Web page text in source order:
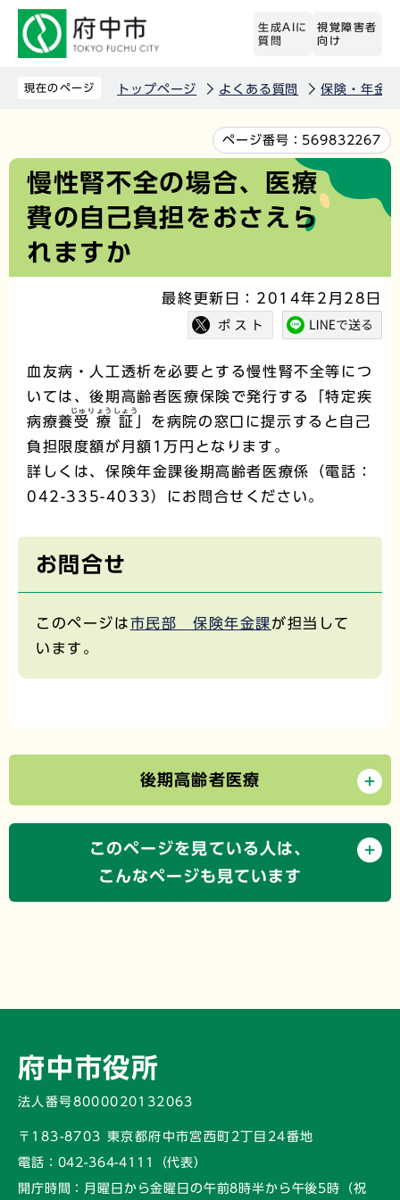
先
生成AIに
質問
視覚障害者
向け
現在のページ トップページ よくある質問 保険・年金
文
ページ番号： 569832267
慢性腎不全の場合、医療
費の自己負担をおさえら
れますか
最終更新日：2014年2月28日
血友病・人工透析を必要とする慢性腎不全等につ
いては、後期高齢者医療保険で発行する「特定疾
病療養受療証
じゅりょうしょう
」を病院の窓口に提示すると自己
負担限度額が月額1万円となります。
詳しくは、保険年金課後期高齢者医療係（電話：
042-335-4033）にお問合せください。
お問合せ
このページは市民部 保険年金課が担当して
います。
後期高齢者医療
このページを見ている人は、
こんなページも見ています
府中市役所
法人番号8000020132063
〒183-8703 東京都府中市宮西町2丁目24番地
電話： 042-364-4111（代表）
開庁時間： 月曜日から金曜日の午前8時半から午後5時 （祝